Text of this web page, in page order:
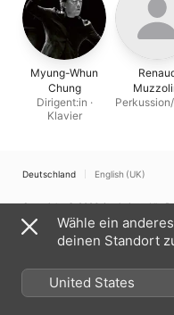
Myung-Whun
Chung
Dirigent:in ·
Klavier
Deutschland English (UK)
Copyright © 2026 Apple Inc. Alle
Nutzungsbedingungen für
Cookie-Warnung
Support
Wähle ein
deinen Standort
United States